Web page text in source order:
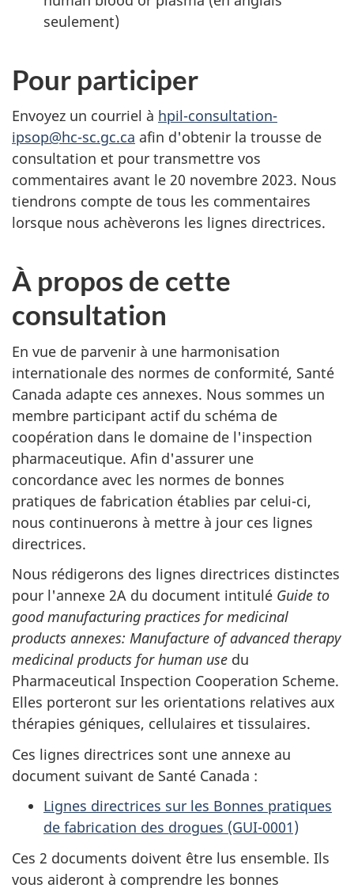
seulement)
Pour participer
Envoyez un courriel à hpil-consultation-
ipsop@hc-sc.gc.ca afin d'obtenir la trousse de
consultation et pour transmettre vos
commentaires avant le 20 novembre 2023. Nous
tiendrons compte de tous les commentaires
lorsque nous achèverons les lignes directrices.
À propos de cette
consultation
En vue de parvenir à une harmonisation
internationale des normes de conformité, Santé
Canada adapte ces annexes. Nous sommes un
membre participant actif du schéma de
coopération dans le domaine de l'inspection
pharmaceutique. Afin d'assurer une
concordance avec les normes de bonnes
pratiques de fabrication établies par celui-ci,
nous continuerons à mettre à jour ces lignes
directrices.
Nous rédigerons des lignes directrices distinctes
pour l'annexe 2A du document intitulé Guide to
good manufacturing practices for medicinal
products annexes: Manufacture of advanced therapy
medicinal products for human use du
Pharmaceutical Inspection Cooperation Scheme.
Elles porteront sur les orientations relatives aux
thérapies géniques, cellulaires et tissulaires.
Ces lignes directrices sont une annexe au
document suivant de Santé Canada :
Lignes directrices sur les Bonnes pratiques
de fabrication des drogues (GUI-0001)
Ces 2 documents doivent être lus ensemble. Ils
vous aideront à comprendre les bonnes